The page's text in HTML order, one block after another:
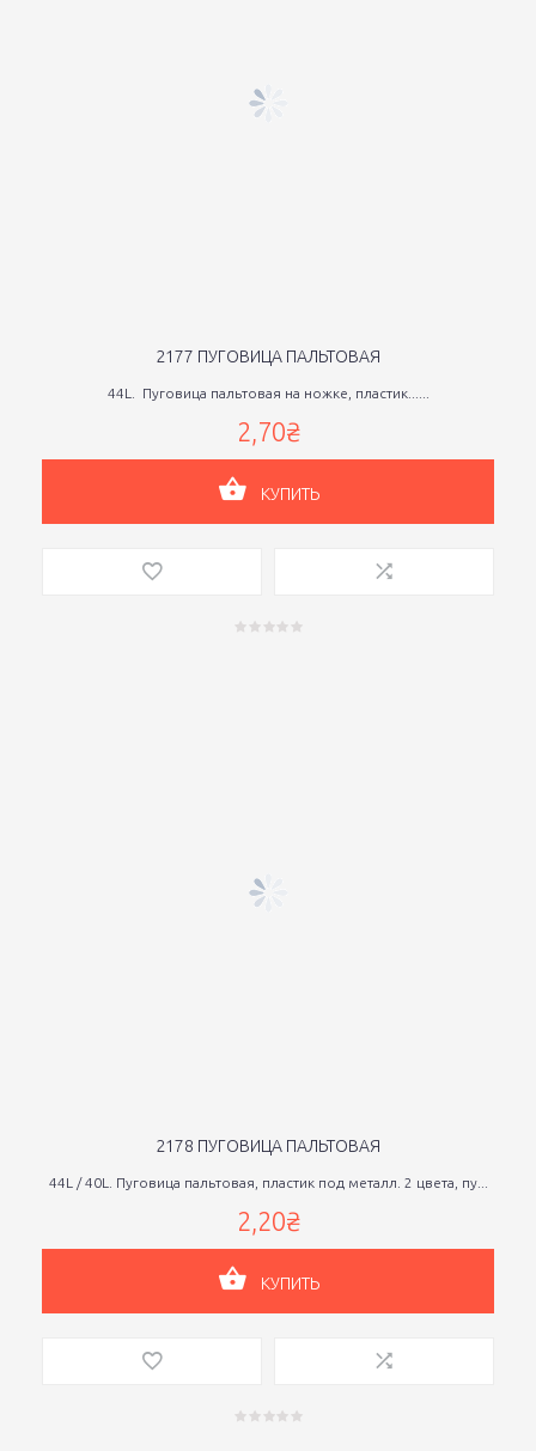
2177 ПУГОВИЦА ПАЛЬТОВАЯ
44L. Пуговица пальтовая на ножке, пластик......
2,70₴
КУПИТЬ
2178 ПУГОВИЦА ПАЛЬТОВАЯ
44L / 40L. Пуговица пальтовая, пластик под металл. 2 цвета, пу...
2,20₴
КУПИТЬ